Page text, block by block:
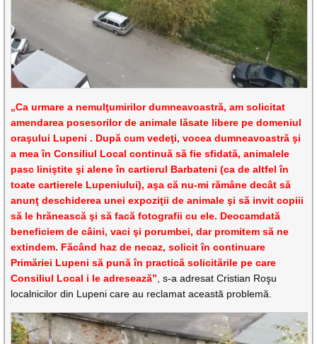
„Ca urmare a nemulţumirilor dumneavoastră, am solicitat
amendarea posesorilor de animale lăsate libere pe domeniul
oraşului Lupeni . După cum vedeţi, vocea dumneavoastră şi
a mea în Consiliul Local continuă să fie sfidată, animalele
pasc liniştite şi alene în cartierul Barbateni (ca de altfel în
toate cartierele Lupeniului), aşa că nu-mi rămâne decât să
anunţ deschiderea unei expoziţii de animale şi să invit copiii
să le hrănească şi să facă fotografii cu ele. Deocamdată
beneficiem de câini, vaci şi porumbei, dar promitem să ne
extindem. Făcând haz de necaz, solicit în continuare
Primăriei Lupeni să pună în practică solicitările pe care
Consiliul Local i le adresează” , s-a adresat Cristian Roşu
localnicilor din Lupeni care au reclamat această problemă.